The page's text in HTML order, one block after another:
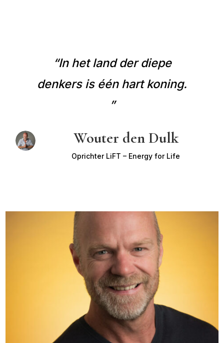
“In het land der diepe
denkers is één hart koning.
”
Wouter den Dulk
Oprichter LiFT – Energy for Life